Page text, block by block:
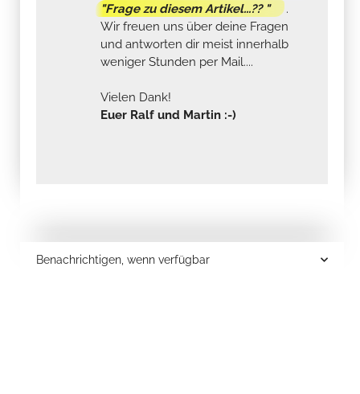
"Frage zu diesem Artikel...?? "
.
Wir freuen uns über deine Fragen
und antworten dir meist innerhalb
weniger Stunden per Mail....
Vielen Dank!
Euer Ralf und Martin :-)
Benachrichtigen, wenn verfügbar